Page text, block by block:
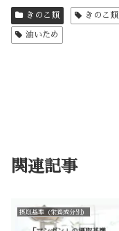
きのこ類 きのこ類
油いため
関連記事
摂取基準（栄養成分別）